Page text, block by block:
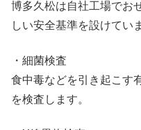
博多久松は自社工場でお
しい安全基準を設けてい
・細菌検査
食中毒などを引き起こす
を検査します。